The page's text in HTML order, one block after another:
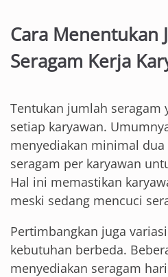
Cara Menentukan
Seragam Kerja
Tentukan jumlah seragam
setiap karyawan.
menyediakan minimal
seragam per karyawan
Hal ini memastikan
meski sedang mencuci
Pertimbangkan juga
kebutuhan berbeda.
menyediakan seragam